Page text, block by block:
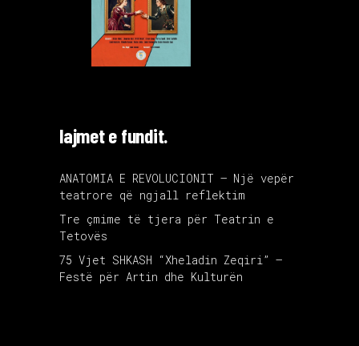
lajmet e fundit.
ANATOMIA E REVOLUCIONIT – Një vepër
teatrore që ngjall reflektim
Tre çmime të tjera për Teatrin e
Tetovës
75 Vjet SHKASH “Xheladin Zeqiri” –
Festë për Artin dhe Kulturën